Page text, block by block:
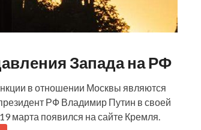
Запада на РФ
в отношении Москвы являются
РФ Владимир Путин в своей
марта появился на сайте Кремля.